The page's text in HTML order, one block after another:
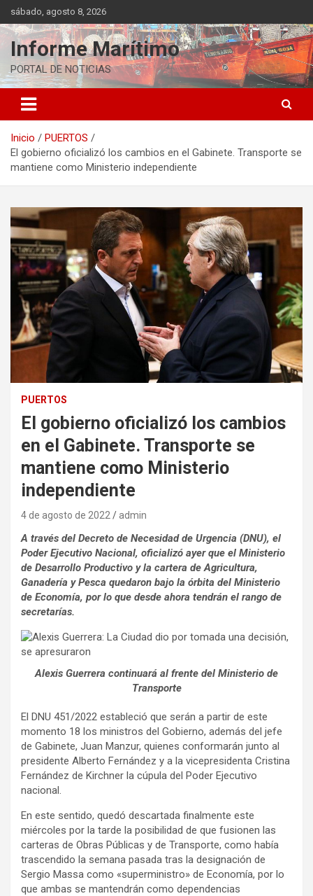
Saltar
al
contenido
sábado, agosto 8, 2026
Informe Marítimo
PORTAL DE NOTICIAS
Inicio
PUERTOS
El gobierno oficializó los cambios en el Gabinete. Transporte se
mantiene como Ministerio independiente
PUERTOS
El gobierno oficializó los cambios
en el Gabinete. Transporte se
mantiene como Ministerio
independiente
4 de agosto de 2022 admin
A través del Decreto de Necesidad de Urgencia (DNU), el
Poder Ejecutivo Nacional, oficializó ayer que el Ministerio
de Desarrollo Productivo y la cartera de Agricultura,
Ganadería y Pesca quedaron bajo la órbita del Ministerio
de Economía, por lo que desde ahora tendrán el rango de
secretarías.
Alexis Guerrera continuará al frente del Ministerio de
Transporte
El DNU 451/2022 estableció que serán a partir de este
momento 18 los ministros del Gobierno, además del jefe
de Gabinete, Juan Manzur, quienes conformarán junto al
presidente Alberto Fernández y a la vicepresidenta Cristina
Fernández de Kirchner la cúpula del Poder Ejecutivo
nacional.
En este sentido, quedó descartada finalmente este
miércoles por la tarde la posibilidad de que fusionen las
carteras de Obras Públicas y de Transporte, como había
trascendido la semana pasada tras la designación de
Sergio Massa como «superministro» de Economía, por lo
que ambas se mantendrán como dependencias